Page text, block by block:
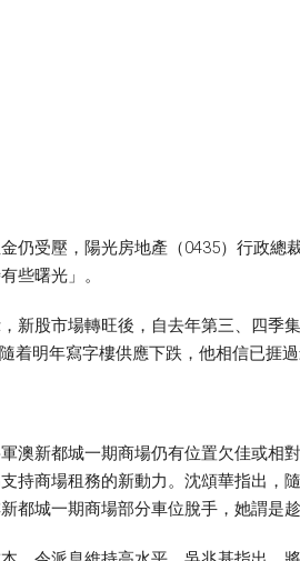
仍受壓，陽光房地產（0435）行政
些曙光」。
新股市場轉旺後，自去年第三、四
着明年寫字樓供應下跌，他相信已捱過
澳新都城一期商場仍有位置欠佳或
持商場租務的新動力。沈頌華指出，
都城一期商場部分車位脫手，她謂是